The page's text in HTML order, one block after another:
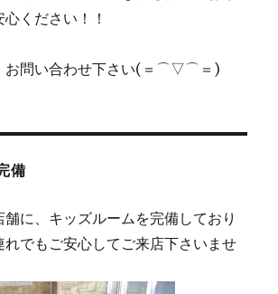
ください！！
お問い合わせ下さい(＝⌒▽⌒＝)
備
舗に、キッズルームを完備しており
れでもご安心してご来店下さいませ